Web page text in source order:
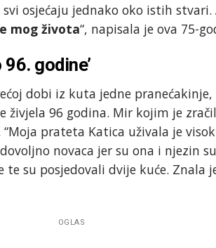
osjećaju jednako oko istih stvari.
mog života“, napisala je ova 75-
godine’
dobi iz kuta jedne
96 godina. Mir kojim je
prateta Katica uživala je
novaca jer su ona i njezin
su posjedovali dvije kuće. Znala
OGLAS